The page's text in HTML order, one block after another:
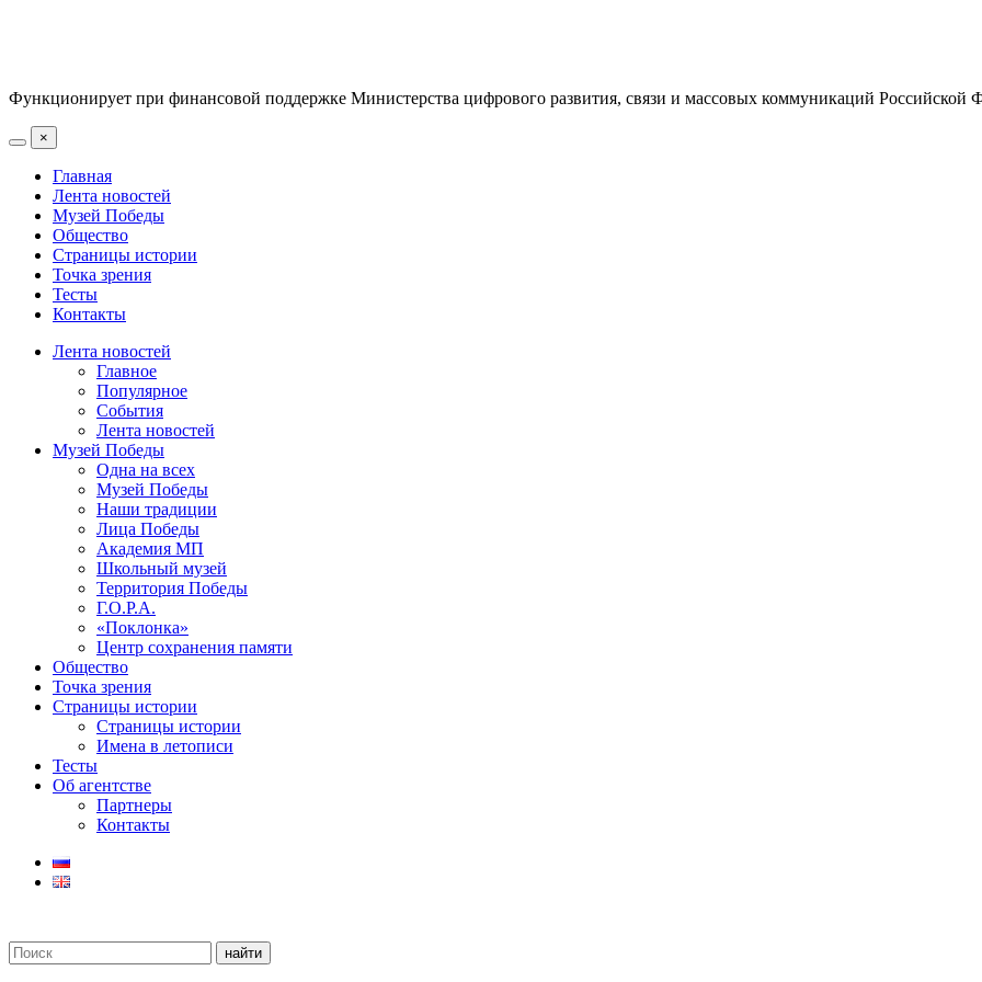
Функционирует при финансовой поддержке Министерства цифрового развития, связи и массовых коммуникаций Российской
×
Главная
Лента новостей
Музей Победы
Общество
Страницы истории
Точка зрения
Тесты
Контакты
Лента новостей
Главное
Популярное
События
Лента новостей
Музей Победы
Одна на всех
Музей Победы
Наши традиции
Лица Победы
Академия МП
Школьный музей
Территория Победы
Г.О.Р.А.
«Поклонка»
Центр сохранения памяти
Общество
Точка зрения
Страницы истории
Страницы истории
Имена в летописи
Тесты
Об агентстве
Партнеры
Контакты